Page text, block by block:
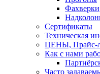
Фахверки
Сертификаты
Техническая
ЦЕНЫ, Прайс-
Как с нами
Часто